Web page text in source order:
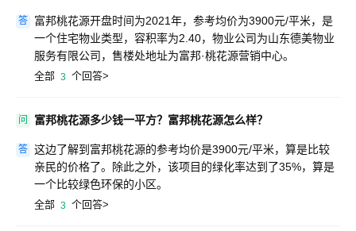
答
富邦桃花源开盘时间为2021年，参考均价为3900元/平米，是
一个住宅物业类型，容积率为2.40，物业公司为山东德美物业
服务有限公司，售楼处地址为富邦·桃花源营销中心。
全部 3 个回答>
问 富邦桃花源多少钱一平方？富邦桃花源怎么样？
答 这边了解到富邦桃花源的参考均价是3900元/平米，算是比较
亲民的价格了。除此之外，该项目的绿化率达到了35%，算是
一个比较绿色环保的小区。
全部 3 个回答>